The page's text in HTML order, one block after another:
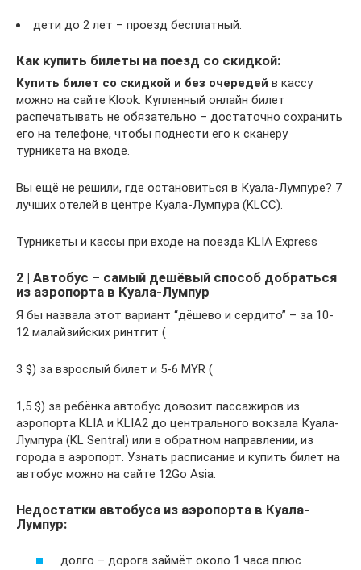
дети до 2 лет – проезд бесплатный.
Как купить билеты на поезд со скидкой:
Купить билет со скидкой и без очередей в кассу
можно на сайте Klook. Купленный онлайн билет
распечатывать не обязательно – достаточно сохранить
его на телефоне, чтобы поднести его к сканеру
турникета на входе.
Вы ещё не решили, где остановиться в Куала-Лумпуре? 7
лучших отелей в центре Куала-Лумпура (KLCC).
Турникеты и кассы при входе на поезда KLIA Express
2 | Автобус – самый дешёвый способ добраться
из аэропорта в Куала-Лумпур
Я бы назвала этот вариант “дёшево и сердито” – за 10-
12 малайзийских ринтгит (
3 $) за взрослый билет и 5-6 MYR (
1,5 $) за ребёнка автобус довозит пассажиров из
аэропорта KLIA и KLIA2 до центрального вокзала Куала-
Лумпура (KL Sеntral) или в обратном направлении, из
города в аэропорт. Узнать расписание и купить билет на
автобус можно на сайте 12Go Asia.
Недостатки автобуса из аэропорта в Куала-
Лумпур:
долго – дорога займёт около 1 часа плюс